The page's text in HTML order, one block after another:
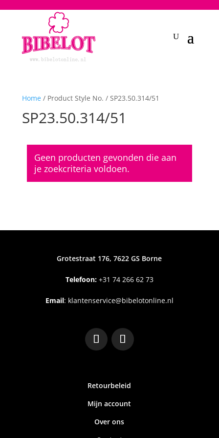
Home/ Product Style No. / SP23.50.314/51
SP23.50.314/51
Geen producten gevonden die aan
je zoekcriteria voldoen.
Grotestraat 176, 7622 GS Borne
Telefoon:+31 74 266 62 73
Email: klantenservice@bibelotonline.nl
Retourbeleid
Mijn account
Over ons